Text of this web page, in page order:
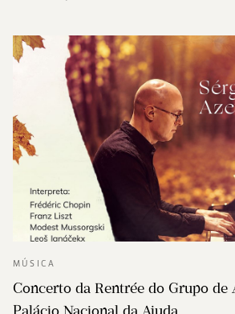
MÚSICA
Concerto da Rentrée do Grupo de